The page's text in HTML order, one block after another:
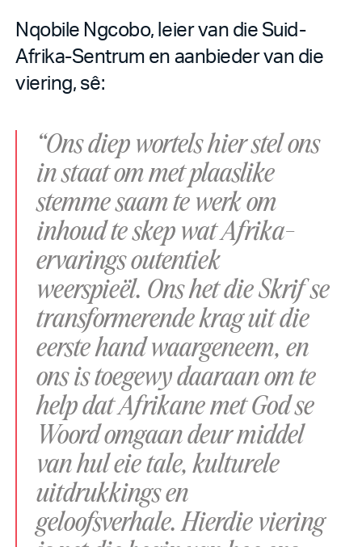
Nqobile Ngcobo, leier van die Suid-
Afrika-Sentrum en aanbieder van die
viering, sê:
“Ons diep wortels hier stel ons
in staat om met plaaslike
stemme saam te werk om
inhoud te skep wat Afrika-
ervarings outentiek
weerspieël. Ons het die Skrif se
transformerende krag uit die
eerste hand waargeneem, en
ons is toegewy daaraan om te
help dat Afrikane met God se
Woord omgaan deur middel
van hul eie tale, kulturele
uitdrukkings en
geloofsverhale. Hierdie viering